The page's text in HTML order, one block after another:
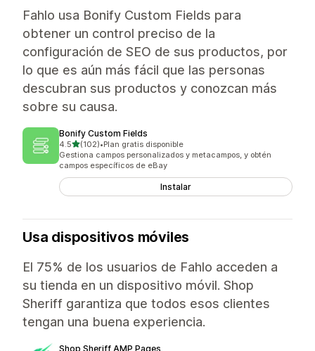
Fahlo usa Bonify Custom Fields para
obtener un control preciso de la
configuración de SEO de sus productos, por
lo que es aún más fácil que las personas
descubran sus productos y conozcan más
sobre su causa.
Bonify Custom Fields
4.5de 5 estrellas
(102)
102 reseñas en total
•Plan gratis disponible
Gestiona campos personalizados y metacampos, y obtén
campos específicos de eBay
Instalar
Usa dispositivos móviles
El 75% de los usuarios de Fahlo acceden a
su tienda en un dispositivo móvil. Shop
Sheriff garantiza que todos esos clientes
tengan una buena experiencia.
Shop Sheriff AMP Pages